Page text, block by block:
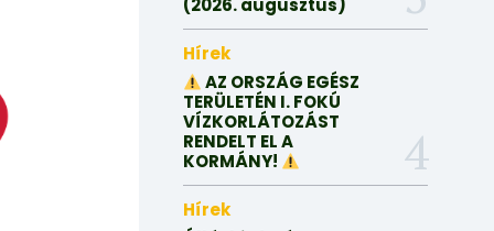
(2026. augusztus)
Hírek
AZ ORSZÁG EGÉSZ
TERÜLETÉN I. FOKÚ
VÍZKORLÁTOZÁST
RENDELT EL A
KORMÁNY!
Hírek